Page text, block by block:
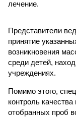
лечение.
Представители
принятие
возникновения
среди детей,
учреждениях.
Помимо этого,
контроль
отобранных проб